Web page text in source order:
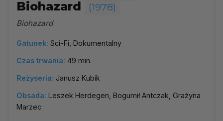
Biohazard (1978)
Biohazard
Gatunek: Sci-Fi, Dokumentalny
Czas trwania: 49 min.
Reżyseria: Janusz Kubik
Obsada: Leszek Herdegen, Bogumił Antczak, Grażyna
Marzec